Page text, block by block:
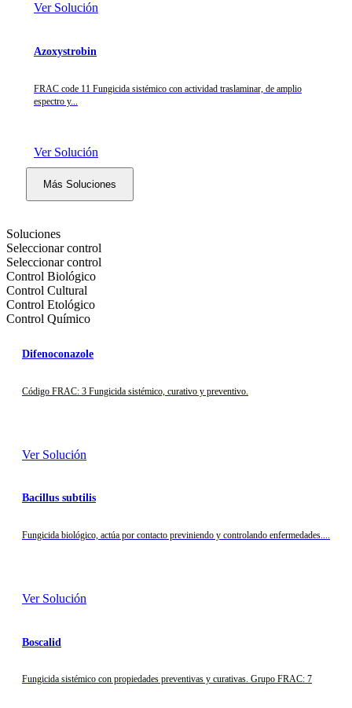
Ver Solución
Azoxystrobin
FRAC code 11 Fungicida sistémico con actividad traslaminar, de amplio
espectro y...
Ver Solución
Más Soluciones
Soluciones
Seleccionar control
Seleccionar control
Control Biológico
Control Cultural
Control Etológico
Control Químico
Difenoconazole
Código FRAC: 3 Fungicida sistémico, curativo y preventivo.
Ver Solución
Bacillus subtilis
Fungicida biológico, actúa por contacto previniendo y controlando enfermedades....
Ver Solución
Boscalid
Fungicida sistémico con propiedades preventivas y curativas. Grupo FRAC: 7